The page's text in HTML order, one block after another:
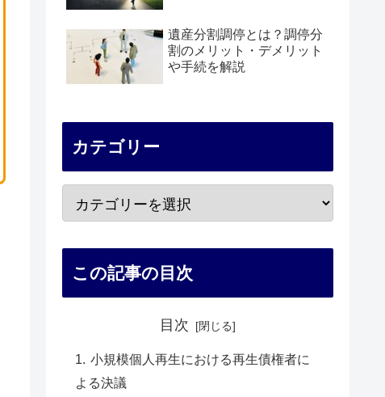
遺産分割調停とは？調停分
割のメリット・デメリット
や手続を解説
カテゴリー
この記事の目次
目次
小規模個人再生における再生債権者に
よる決議